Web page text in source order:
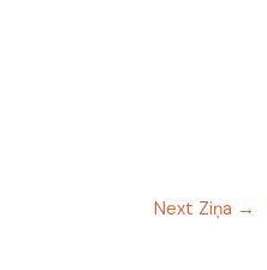
Next Ziņa →